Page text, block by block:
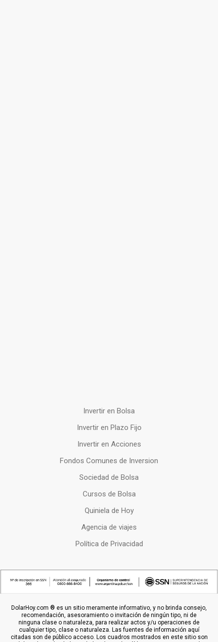
Invertir en Bolsa
Invertir en Plazo Fijo
Invertir en Acciones
Fondos Comunes de Inversion
Sociedad de Bolsa
Cursos de Bolsa
Quiniela de Hoy
Agencia de viajes
Política de Privacidad
DolarHoy.com ® es un sitio meramente informativo, y no brinda consejo,
recomendación, asesoramiento o invitación de ningún tipo, ni de
ninguna clase o naturaleza, para realizar actos y/u operaciones de
cualquier tipo, clase o naturaleza. Las fuentes de información aquí
citadas son de público acceso. Los cuadros mostrados en este sitio son